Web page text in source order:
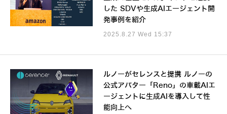
した SDVや生成AIエージェント開
発事例を紹介
2025.8.27 Wed 15:37
ルノーがセレンスと提携 ルノーの
公式アバター「Reno」の車載AIエ
ージェントに生成AIを導入して性
能向上へ